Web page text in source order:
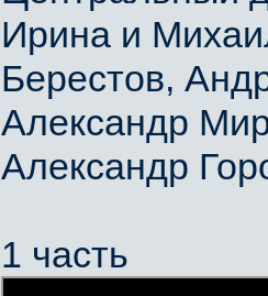
Ирина и
Берестов,
Александр
Александр
1 часть